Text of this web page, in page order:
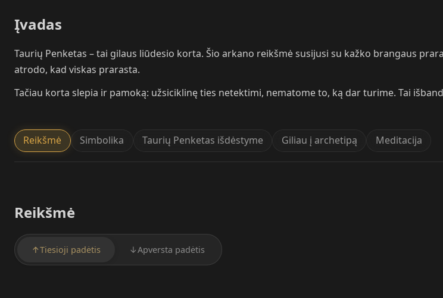
Įvadas
Taurių Penketas – tai gilaus liūdesio korta. Šio arkano reikšmė susijusi su kažko brangaus
atrodo, kad viskas prarasta.
Tačiau korta slepia ir pamoką: užsiciklinę ties netektimi, nematome to, ką dar turime. Tai
Reikšmė Simbolika Taurių Penketas išdėstyme Giliau į archetipą Meditacija
Reikšmė
↑Tiesioji padėtis ↓Apversta padėtis